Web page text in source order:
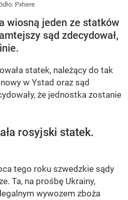
Pxhere
wiosną jeden ze statków
sąd zdecydował,
statek, należący do tak
w Ystad oraz sąd
że jednostka zostanie
rosyjski statek.
tego roku szwedzkie sądy
Ta, na prośbę Ukrainy,
wywozem zboża